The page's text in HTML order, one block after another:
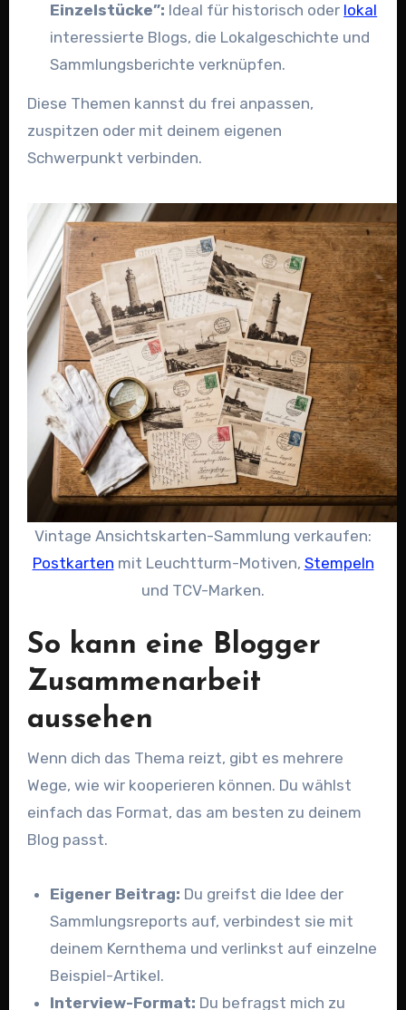
Einzelstücke”: Ideal für historisch oder lokal
interessierte Blogs, die Lokalgeschichte und
Sammlungsberichte verknüpfen.
Diese Themen kannst du frei anpassen,
zuspitzen oder mit deinem eigenen
Schwerpunkt verbinden.
Vintage Ansichtskarten-Sammlung verkaufen:
Postkarten mit Leuchtturm-Motiven, Stempeln
und TCV-Marken.
So kann eine Blogger
Zusammenarbeit
aussehen
Wenn dich das Thema reizt, gibt es mehrere
Wege, wie wir kooperieren können. Du wählst
einfach das Format, das am besten zu deinem
Blog passt.
Eigener Beitrag: Du greifst die Idee der
Sammlungsreports auf, verbindest sie mit
deinem Kernthema und verlinkst auf einzelne
Beispiel-Artikel.
Interview-Format: Du befragst mich zu